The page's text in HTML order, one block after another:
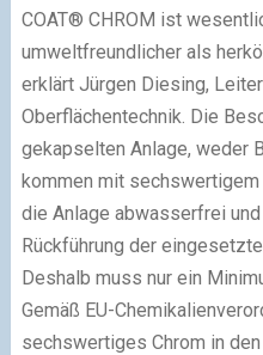
COAT® CHROM ist
umweltfreundlicher als
erklärt Jürgen Diesing,
Oberflächentechnik. Die
gekapselten Anlage, weder
kommen mit sechswertigem
die Anlage abwasserfrei
Rückführung der
Deshalb muss nur ein
Gemäß EU-
sechswertiges Chrom in